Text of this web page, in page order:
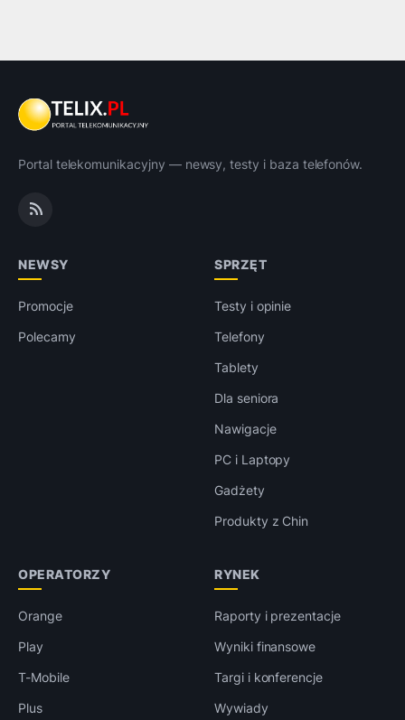
Portal telekomunikacyjny — newsy, testy i baza telefonów.
NEWSY
Promocje
Polecamy
SPRZĘT
Testy i opinie
Telefony
Tablety
Dla seniora
Nawigacje
PC i Laptopy
Gadżety
Produkty z Chin
OPERATORZY
Orange
Play
T-Mobile
Plus
RYNEK
Raporty i prezentacje
Wyniki finansowe
Targi i konferencje
Wywiady